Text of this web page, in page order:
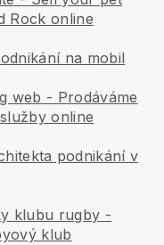
Rock online
na mobil
web - Prodáváme
online
podnikání v
klubu rugby -
klub